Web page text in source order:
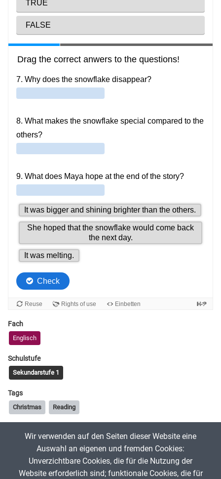
Fach
Englisch
Schulstufe
Sekundarstufe 1
Tags
Christmas Reading
joannchen89 1. Dezember 2025
Wir verwenden auf den Seiten dieser Website eine
Auswahl an eigenen und fremden Cookies:
Unverzichtbare Cookies, die für die Nutzung der
Website erforderlich sind; funktionale Cookies, die für